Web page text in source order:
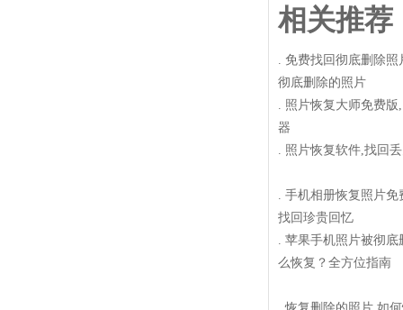
相关推荐
. 免费找回彻底删除
彻底删除的照片
. 照片恢复大师免费
器
. 照片恢复软件,找回
. 手机相册恢复照片
找回珍贵回忆
. 苹果手机照片被彻
么恢复？全方位指南